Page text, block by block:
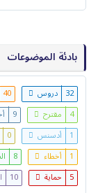
بادئة الموضوعات
32 دروس 40
4 مقترح 9
1 أدسنس 0
1 أخطاء 8
5 حماية 10